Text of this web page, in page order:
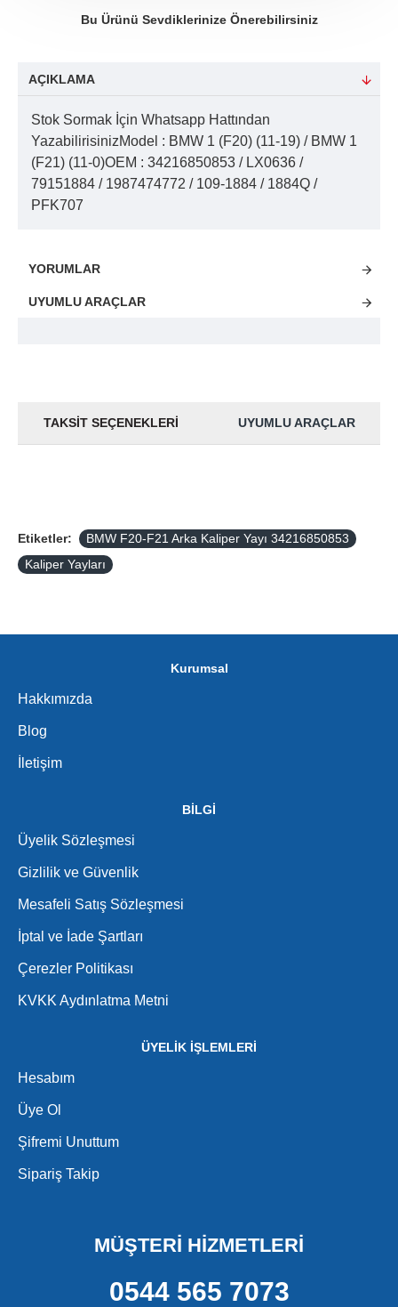
Bu Ürünü Sevdiklerinize Önerebilirsiniz
AÇIKLAMA
Stok Sormak İçin Whatsapp Hattından
YazabilirisinizModel : BMW 1 (F20) (11-19) / BMW 1
(F21) (11-0)OEM : 34216850853 / LX0636 /
79151884 / 1987474772 / 109-1884 / 1884Q /
PFK707
YORUMLAR
UYUMLU ARAÇLAR
TAKSIT SEÇENEKLERI UYUMLU ARAÇLAR
Etiketler:
BMW F20-F21 Arka Kaliper Yayı 34216850853
Kaliper Yayları
Kurumsal
Hakkımızda
Blog
İletişim
BİLGİ
Üyelik Sözleşmesi
Gizlilik ve Güvenlik
Mesafeli Satış Sözleşmesi
İptal ve İade Şartları
Çerezler Politikası
KVKK Aydınlatma Metni
ÜYELİK İŞLEMLERİ
Hesabım
Üye Ol
Şifremi Unuttum
Sipariş Takip
MÜŞTERİ HİZMETLERİ
0544 565 7073